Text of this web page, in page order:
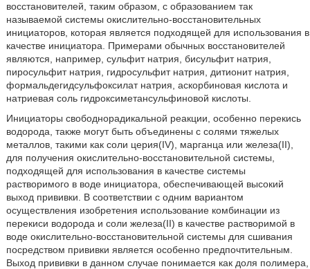
восстановителей, таким образом, с образованием так
называемой системы окислительно-восстановительных
инициаторов, которая является подходящей для использования в
качестве инициатора. Примерами обычных восстановителей
являются, например, сульфит натрия, бисульфит натрия,
пиросульфит натрия, гидросульфит натрия, дитионит натрия,
формальдегидсульфоксилат натрия, аскорбиновая кислота и
натриевая соль гидроксиметансульфиновой кислоты.
Инициаторы свободнорадикальной реакции, особенно перекись
водорода, также могут быть объединены с солями тяжелых
металлов, такими как соли церия(IV), марганца или железа(II),
для получения окислительно-восстановительной системы,
подходящей для использования в качестве системы
растворимого в воде инициатора, обеспечивающей высокий
выход прививки. В соответствии с одним вариантом
осуществления изобретения использование комбинации из
перекиси водорода и соли железа(II) в качестве растворимой в
воде окислительно-восстановительной системы для сшивания
посредством прививки является особенно предпочтительным.
Выход прививки в данном случае понимается как доля полимера,